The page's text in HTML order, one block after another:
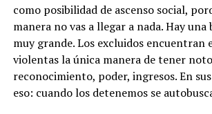
como posibilidad de ascenso social,
manera no vas a llegar a nada. Hay una
muy grande. Los excluidos encuentran
violentas la única manera de tener
reconocimiento, poder, ingresos. En
eso: cuando los detenemos se